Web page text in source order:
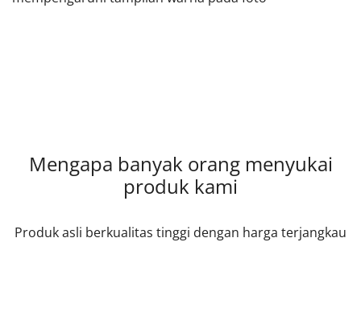
Mengapa banyak orang menyukai
produk kami
Produk asli berkualitas tinggi dengan harga terjangkau